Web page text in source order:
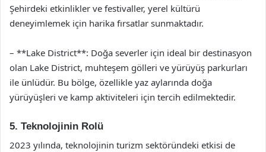
Şehirdeki etkinlikler ve festivaller, yerel kültürü
deneyimlemek için harika fırsatlar sunmaktadır.
– **Lake District**: Doğa severler için ideal bir destinasyon
olan Lake District, muhteşem gölleri ve yürüyüş parkurları
ile ünlüdür. Bu bölge, özellikle yaz aylarında doğa
yürüyüşleri ve kamp aktiviteleri için tercih edilmektedir.
5. Teknolojinin Rolü
2023 yılında, teknolojinin turizm sektöründeki etkisi de